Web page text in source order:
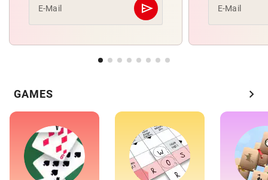
E-Mail send
Abschicken E-Mail
GAMES chevron_right